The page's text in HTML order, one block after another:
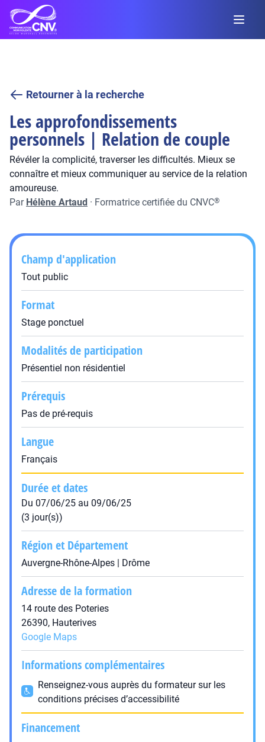
Retourner à la recherche
Les approfondissements
personnels | Relation de couple
Révéler la complicité, traverser les difficultés. Mieux se
connaître et mieux communiquer au service de la relation
amoureuse.
Par Hélène Artaud · Formatrice certifiée du CNVC®
Champ d'application
Tout public
Format
Stage ponctuel
Modalités de participation
Présentiel non résidentiel
Prérequis
Pas de pré-requis
Langue
Français
Durée et dates
Du 07/06/25 au 09/06/25
(3 jour(s))
Région et Département
Auvergne-Rhône-Alpes | Drôme
Adresse de la formation
14 route des Poteries
26390, Hauterives
Google Maps
Informations complémentaires
Renseignez-vous auprès du formateur sur les
conditions précises d’accessibilité
Financement